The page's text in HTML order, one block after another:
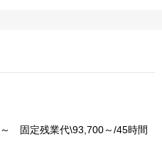
　固定残業代\93,700～/45時間